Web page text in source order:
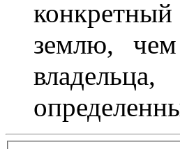
землю,